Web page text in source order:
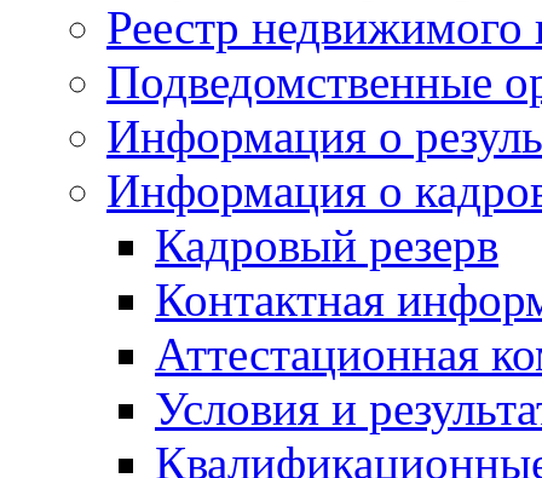
Реестр
Подведомственные
Информация о
Информация о
Кадровый резерв
Контактная
Аттестационная
Условия и